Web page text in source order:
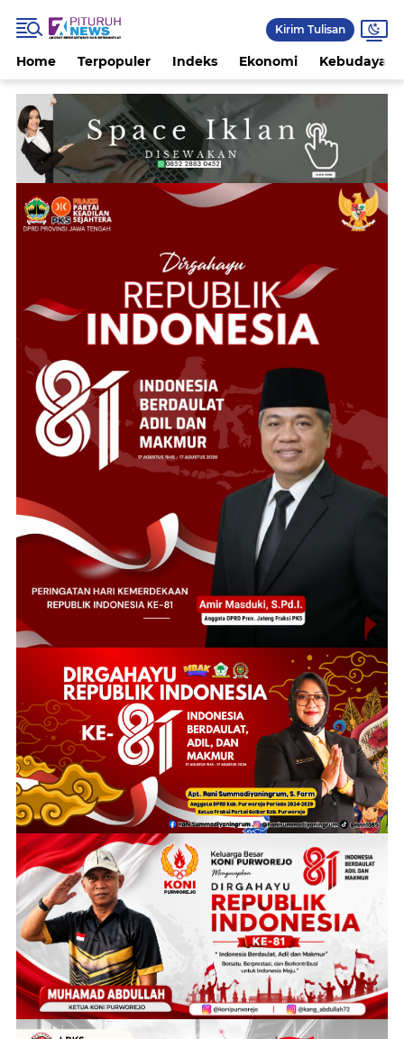
Kirim Tulisan
Home Terpopuler Indeks Ekonomi Kebudayaan